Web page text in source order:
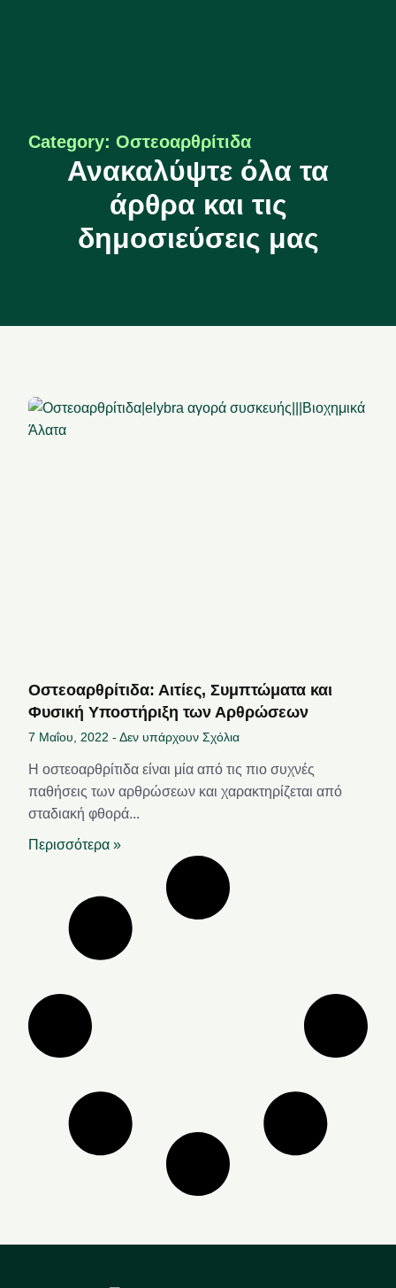
Category: Οστεοαρθρίτιδα
Ανακαλύψτε όλα τα
άρθρα και τις
δημοσιεύσεις μας
Οστεοαρθρίτιδα: Αιτίες, Συμπτώματα και
Φυσική Υποστήριξη των Αρθρώσεων
7 Μαΐου, 2022 Δεν υπάρχουν Σχόλια
Η οστεοαρθρίτιδα είναι μία από τις πιο συχνές
παθήσεις των αρθρώσεων και χαρακτηρίζεται από
σταδιακή φθορά
Περισσότερα »